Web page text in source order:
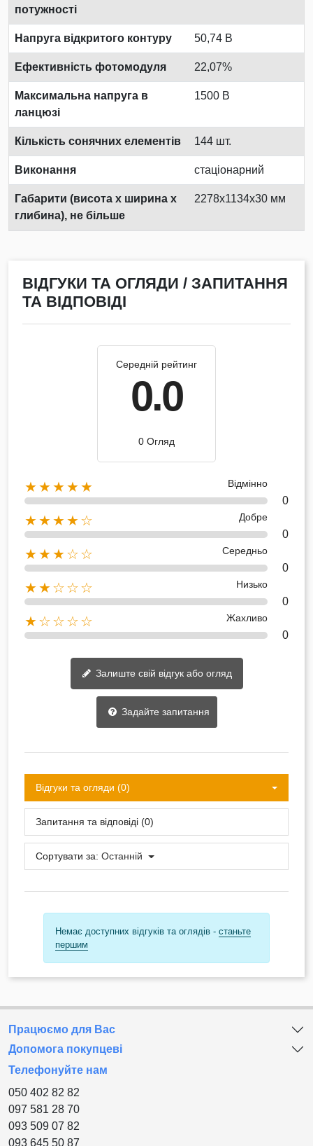
потужності
Напруга відкритого контуру 50,74 В
Ефективність фотомодуля 22,07%
Максимальна напруга в
ланцюзі
1500 В
Кількість сонячних елементів 144 шт.
Виконання стаціонарний
Габарити (висота х ширина х
глибина), не більше
2278x1134x30 мм
ВІДГУКИ ТА ОГЛЯДИ / ЗАПИТАННЯ
ТА ВІДПОВІДІ
Середній рейтинг
0.0
0 Огляд
★★★★★ Відмінно
0
★★★★☆ Добре
0
★★★☆☆ Середньо
0
★★☆☆☆ Низько
0
★☆☆☆☆ Жахливо
0
Залиште свій відгук або огляд
Задайте запитання
Відгуки та огляди (0)
Запитання та відповіді (0)
Сортувати за: Останній
Немає доступних відгуків та оглядів - станьте
першим
Працюємо для Вас
Допомога покупцеві
Телефонуйте нам
050 402 82 82
097 581 28 70
093 509 07 82
093 645 50 87